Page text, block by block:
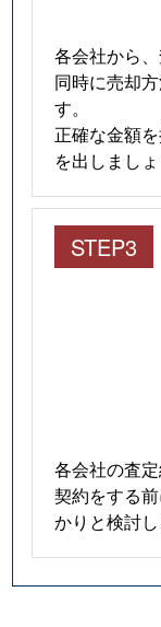
各会社から、
同時に売却
す。
正確な金額
を出しましょ
STEP3
各会社の査
契約をする
かりと検討し